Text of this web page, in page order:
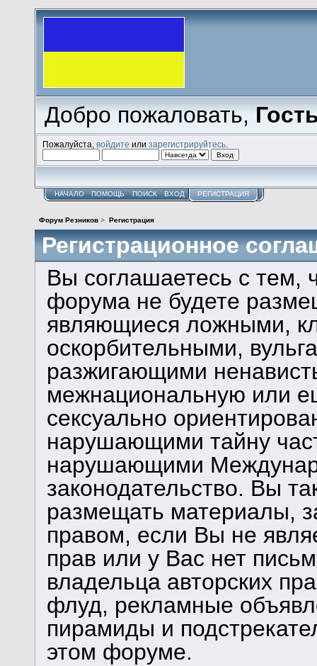
Добро пожаловать,
Пожалуйста,войдите илизарегистрируйтесь
НАЧАЛО ПОМОЩЬ ПОИСК ВХОД РЕГИСТРАЦИЯ
Форум Резников > Регистрация
Регистрационное
Вы соглашаетесь с тем,
форума не будете
являющиеся ложными,
оскорбительными,
разжигающими
межнациональную или
сексуально
нарушающими тайну
нарушающими
законодательство. Вы
размещать материалы,
правом, если Вы не
прав или у Вас нет
владельца авторских
флуд, рекламные
пирамиды и
этом форуме.